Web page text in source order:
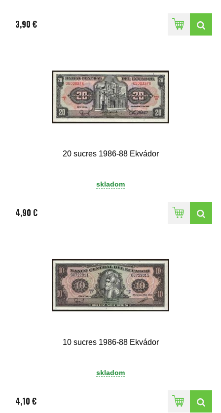
3,90 €
20 sucres 1986-88 Ekvádor
skladom
4,90 €
10 sucres 1986-88 Ekvádor
skladom
4,10 €